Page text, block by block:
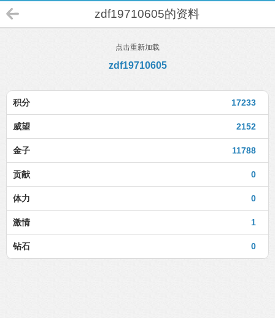
zdf19710605的资料
点击重新加载
zdf19710605
17233
积分
2152
威望
11788
金子
0
贡献
0
体力
1
激情
0
钻石